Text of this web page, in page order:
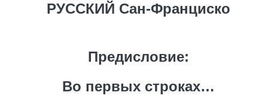
РУССКИЙ Сан-Франциско
Предисловие:
Во первых строках…